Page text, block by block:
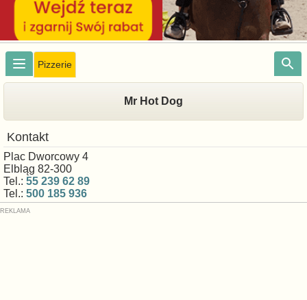
Pizzerie
Mr Hot Dog
Kontakt
Plac Dworcowy 4
Elbląg 82-300
Tel.: 55 239 62 89
Tel.: 500 185 936